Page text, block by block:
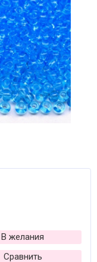
В желания
Сравнить